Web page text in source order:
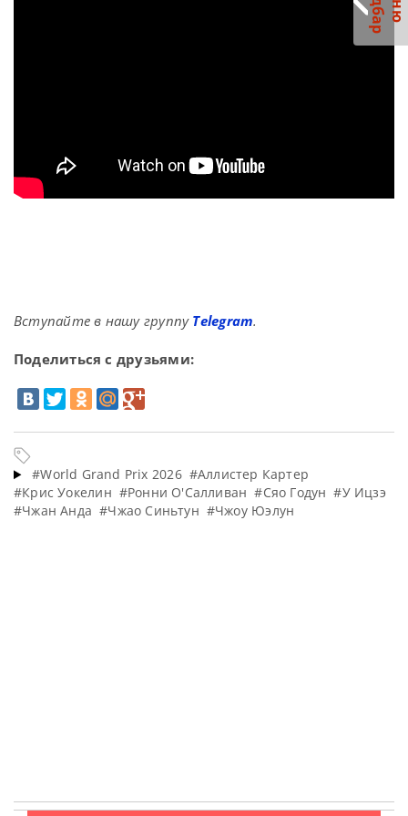
Вступайте в нашу группу Telegram.
Поделиться с друзьями:
#World Grand Prix 2026 #Аллистер Картер
#Крис Уокелин #Ронни О'Салливан #Сяо Годун #У Ицзэ
#Чжан Анда #Чжао Синьтун #Чжоу Юэлун